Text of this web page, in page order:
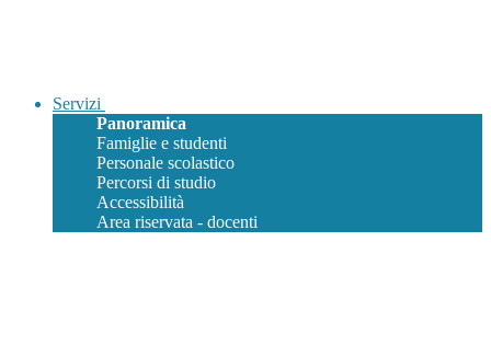
Servizi
Panoramica
Famiglie e studenti
Personale scolastico
Percorsi di studio
Accessibilità
Area riservata - docenti